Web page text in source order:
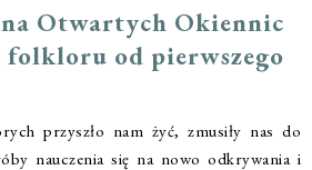
Otwartych Okiennic
folkloru od pierwszego
przyszło nam żyć, zmusiły nas do
nauczenia się na nowo odkrywania i